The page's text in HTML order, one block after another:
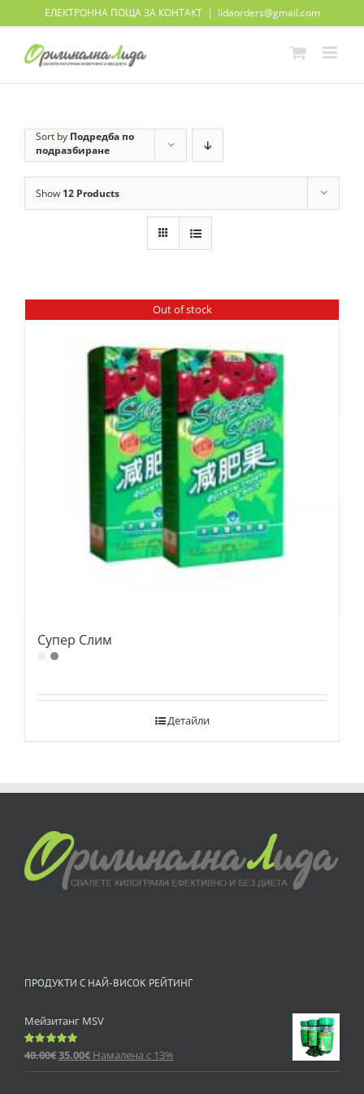
ЕЛЕКТРОННА ПОЩА ЗА КОНТАКТ | lidaorders@gmail.com
Sort by Подредба по
подразбиране
Show 12 Products
Out of stock
Супер Слим
Детайли
ПРОДУКТИ С НАЙ-ВИСОК РЕЙТИНГ
Мейзитанг MSV
Оценено
40.00€35.00€ Намалена с 13%